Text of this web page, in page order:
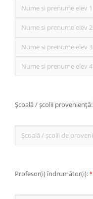
Școală / școlii proveniență:
Profesor(i) îndrumător(i): *